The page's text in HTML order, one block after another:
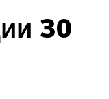
30